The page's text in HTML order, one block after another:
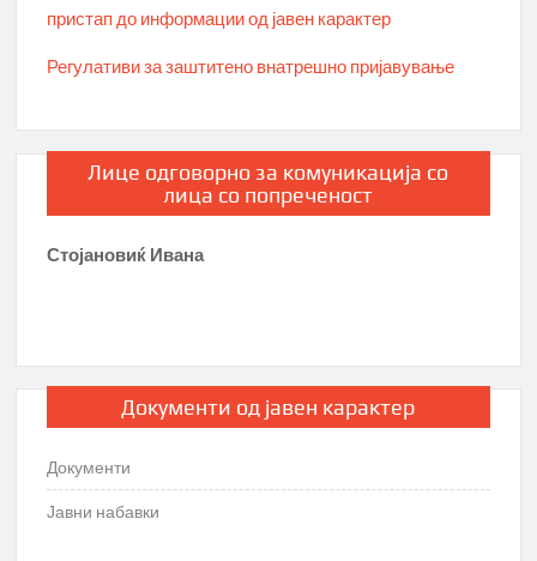
пристап до информации од јавен карактер
Регулативи за заштитено внатрешно пријавување
Лице одговорно за комуникација со
лица со попреченост
Стојановиќ Ивана
Документи од јавен карактер
Документи
Јавни набавки